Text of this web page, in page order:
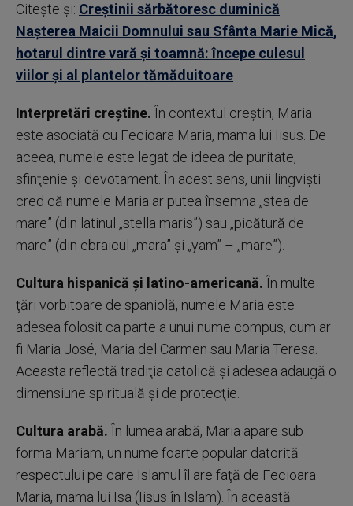
Citește și: Creştinii sărbătoresc duminică
Naşterea Maicii Domnului sau Sfânta Marie Mică,
hotarul dintre vară şi toamnă: începe culesul
viilor şi al plantelor tămăduitoare
Interpretări creştine. În contextul creştin, Maria
este asociată cu Fecioara Maria, mama lui Iisus. De
aceea, numele este legat de ideea de puritate,
sfinţenie şi devotament. În acest sens, unii lingvişti
cred că numele Maria ar putea însemna „stea de
mare” (din latinul „stella maris”) sau „picătură de
mare” (din ebraicul „mara” şi „yam” – „mare”).
Cultura hispanică şi latino-americană. În multe
ţări vorbitoare de spaniolă, numele Maria este
adesea folosit ca parte a unui nume compus, cum ar
fi Maria José, Maria del Carmen sau Maria Teresa.
Aceasta reflectă tradiţia catolică şi adesea adaugă o
dimensiune spirituală şi de protecţie.
Cultura arabă. În lumea arabă, Maria apare sub
forma Mariam, un nume foarte popular datorită
respectului pe care Islamul îl are faţă de Fecioara
Maria, mama lui Isa (Iisus în Islam). În această